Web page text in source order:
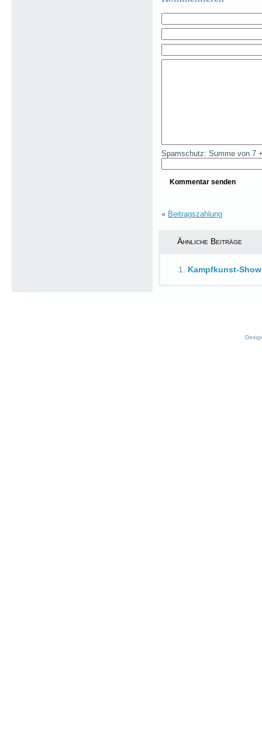
Spamschutz: Summe von 7
« Beitragszahlung
Ähnliche Beiträge
Kampfkunst-Show